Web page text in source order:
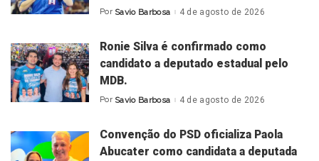
Posted
Por Savio Barbosa 4 de agosto de 2026
Ronie Silva é confirmado como
candidato a deputado estadual pelo
MDB.
Posted
Por Savio Barbosa 4 de agosto de 2026
Convenção do PSD oficializa Paola
Abucater como candidata a deputada